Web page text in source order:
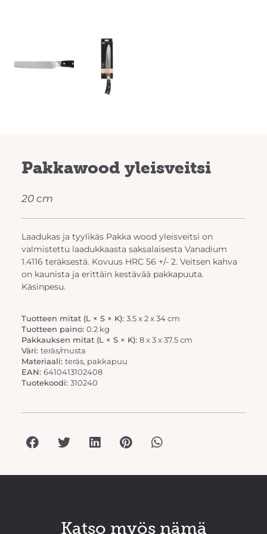
Pakkawood yleisveitsi
20 cm
Laadukas ja tyylikäs Pakka wood yleisveitsi on
valmistettu laadukkaasta saksalaisesta Vanadium
1.4116 teräksestä. Kovuus HRC 56 +/- 2. Veitsen kahva
on kaunista ja erittäin kestävää pakkapuuta.
Käsinpesu.
Tuotteen mitat (L × S × K): 3.5 x 2 x 34 cm
Tuotteen paino: 0.2 kg
Pakkauksen mitat (L × S × K): 8 x 3 x 37.5 cm
Väri: teräs/musta
Materiaali: teräs, pakkapuu
EAN: 6410413102408
Tuotekoodi: 310240
Katso myös nämä